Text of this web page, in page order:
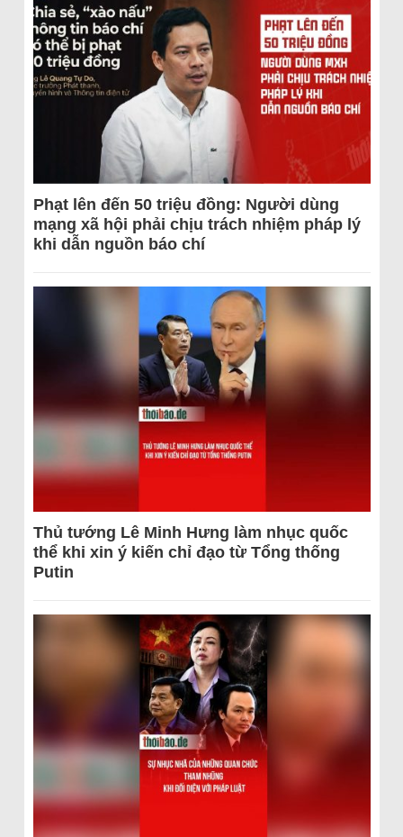
Phạt lên đến 50 triệu đồng: Người dùng
mạng xã hội phải chịu trách nhiệm pháp lý
khi dẫn nguồn báo chí
Thủ tướng Lê Minh Hưng làm nhục quốc
thể khi xin ý kiến chỉ đạo từ Tổng thống
Putin